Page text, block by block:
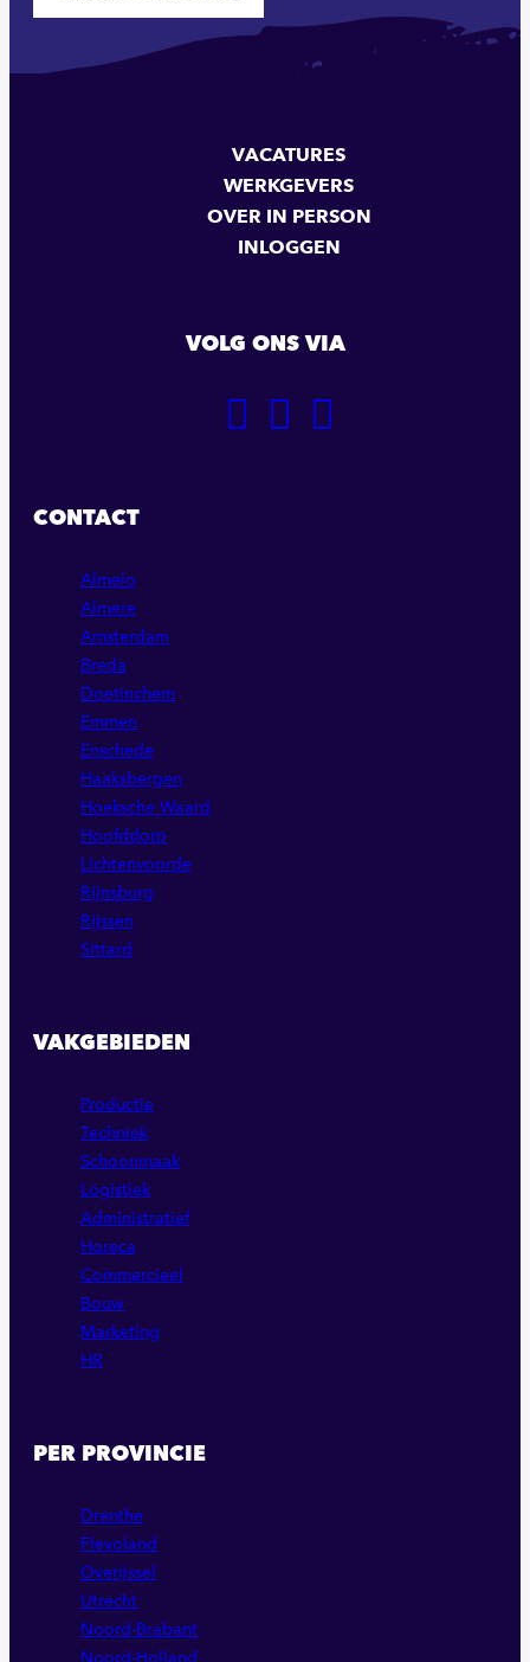
VACATURES
WERKGEVERS
OVER IN PERSON
INLOGGEN
VOLG ONS VIA
CONTACT
Almelo
Almere
Amsterdam
Breda
Doetinchem
Emmen
Enschede
Haaksbergen
Hoeksche Waard
Hoofddorp
Lichtenvoorde
Rijnsburg
Rijssen
Sittard
VAKGEBIEDEN
Productie
Techniek
Schoonmaak
Logistiek
Administratief
Horeca
Commercieel
Bouw
Marketing
HR
PER PROVINCIE
Drenthe
Flevoland
Overijssel
Utrecht
Noord-Brabant